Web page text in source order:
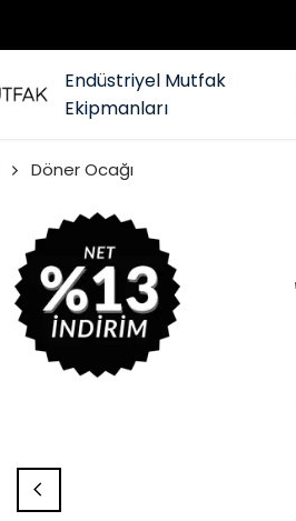
Endüstriyel Mutfak
Ekipmanları
Döner Ocağı